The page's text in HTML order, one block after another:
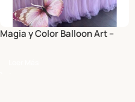
Magia y Color Balloon Art –